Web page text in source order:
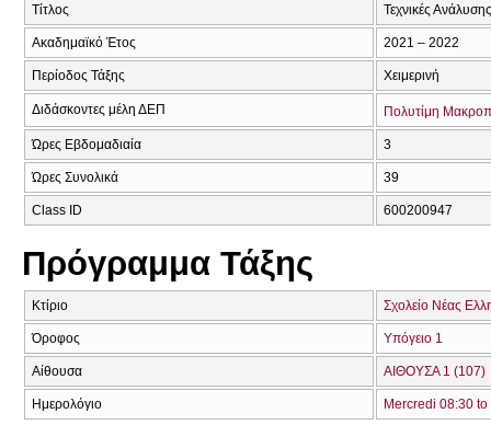
Τίτλος Τεχνικές
Ακαδημαϊκό Έτος 2021 – 2022
Περίοδος Τάξης Χειμερινή
Διδάσκοντες μέλη ΔΕΠ Πολυτίμη
Ώρες Εβδομαδιαία 3
Ώρες Συνολικά 39
Class ID 600200947
Πρόγραμμα Τάξης
Κτίριο Σχολείο Νέας
Όροφος Υπόγειο 1
Αίθουσα ΑΙΘΟΥΣΑ 1 (107)
Ημερολόγιο Mercredi 08:30 to